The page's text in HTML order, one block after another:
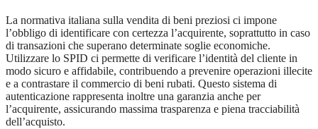
La normativa italiana sulla vendita di beni preziosi ci impone
l’obbligo di identificare con certezza l’acquirente, soprattutto in caso
di transazioni che superano determinate soglie economiche.
Utilizzare lo SPID ci permette di verificare l’identità del cliente in
modo sicuro e affidabile, contribuendo a prevenire operazioni illecite
e a contrastare il commercio di beni rubati. Questo sistema di
autenticazione rappresenta inoltre una garanzia anche per
l’acquirente, assicurando massima trasparenza e piena tracciabilità
dell’acquisto.